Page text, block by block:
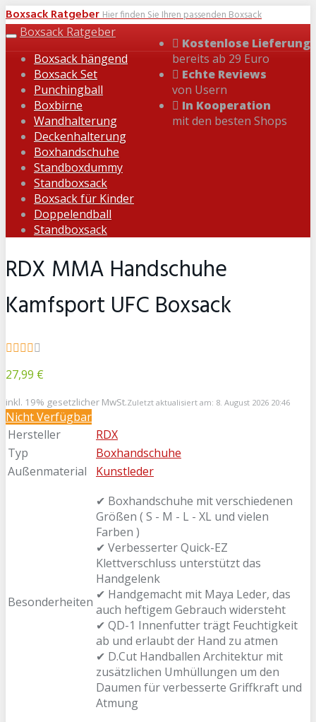
Skip
to
content
Boxsack RatgeberHier finden Sie Ihren passenden Boxsack
Kostenlose Lieferung
bereits ab 29 Euro
Echte Reviews
von Usern
In Kooperation
mit den besten Shops
Toggle
navigation
Boxsack Ratgeber
Boxsack hängend
Boxsack Set
Punchingball
Boxbirne
Wandhalterung
Deckenhalterung
Boxhandschuhe
Standboxdummy
Standboxsack
Boxsack für Kinder
Doppelendball
Standboxsack
RDX MMA Handschuhe
Kamfsport UFC Boxsack
27,99 €
inkl. 19% gesetzlicher MwSt.Zuletzt aktualisiert am: 8. August 2026 20:46
Nicht Verfügbar
Hersteller
RDX
Typ
Boxhandschuhe
Außenmaterial
Kunstleder
Besonderheiten
✔ Boxhandschuhe mit verschiedenen
Größen ( S - M - L - XL und vielen
Farben )
✔ Verbesserter Quick-EZ
Klettverschluss unterstützt das
Handgelenk
✔ Handgemacht mit Maya Leder, das
auch heftigem Gebrauch widersteht
✔ QD-1 Innenfutter trägt Feuchtigkeit
ab und erlaubt der Hand zu atmen
✔ D.Cut Handballen Architektur mit
zusätzlichen Umhüllungen um den
Daumen für verbesserte Griffkraft und
Atmung